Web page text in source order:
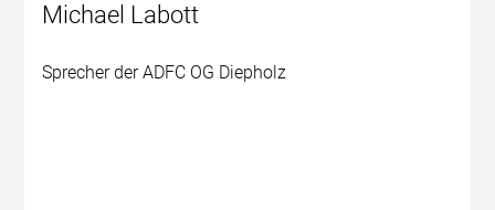
Michael Labott
Sprecher der ADFC OG Diepholz